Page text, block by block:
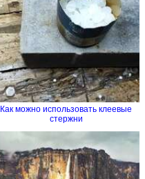
Как можно использовать клеевые
стержни